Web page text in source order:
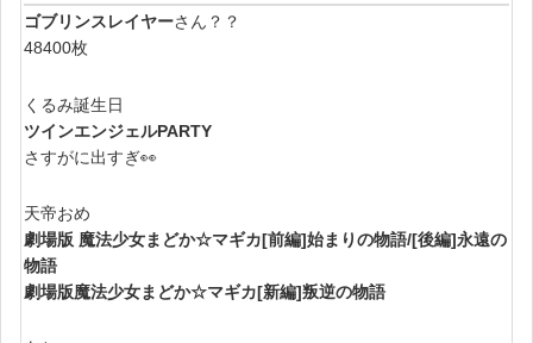
ゴブリンスレイヤーさん？？
48400枚
くるみ誕生日
ツインエンジェルPARTY
さすがに出すぎ👀
天帝おめ
劇場版 魔法少女まどか☆マギカ[前編]始まりの物語/[後編]永遠の
物語
劇場版魔法少女まどか☆マギカ[新編]叛逆の物語